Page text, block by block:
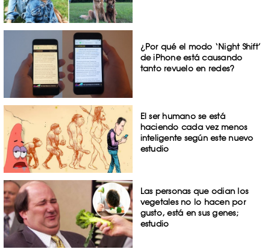
¿Por qué el modo ‘Night Shift’
de iPhone está causando
tanto revuelo en redes?
El ser humano se está
haciendo cada vez menos
inteligente según este nuevo
estudio
Las personas que odian los
vegetales no lo hacen por
gusto, está en sus genes;
estudio